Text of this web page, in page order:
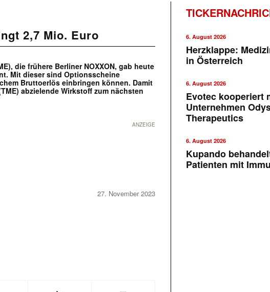
2,7 Mio. Euro
die frühere Berliner NOXXON, gab heute
Mit dieser sind Optionsscheine
Bruttoerlös einbringen können. Damit
abzielende Wirkstoff zum nächsten
ANZEIGE
27. November 2023
6. August 2026
Herzklappe:
in Österreich
6. August 2026
Evotec kooperiert
Unternehmen
Therapeutics
6. August 2026
Kupando
Patienten mit